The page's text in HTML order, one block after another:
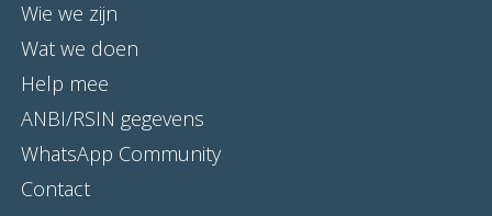
Wie we zijn
Wat we doen
Help mee
ANBI/RSIN gegevens
WhatsApp Community
Contact